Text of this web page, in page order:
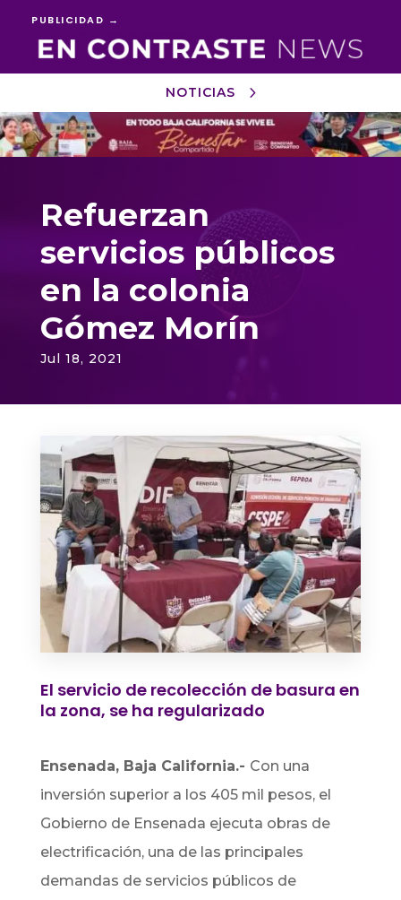
PUBLICIDAD →
NOTICIAS
Reproductor
de
vídeo
Refuerzan
servicios públicos
en la colonia
Gómez Morín
Jul 18, 2021
El servicio de recolección de basura en
la zona, se ha regularizado
Ensenada, Baja California.- Con una
inversión superior a los 405 mil pesos, el
Gobierno de Ensenada ejecuta obras de
electrificación, una de las principales
demandas de servicios públicos de